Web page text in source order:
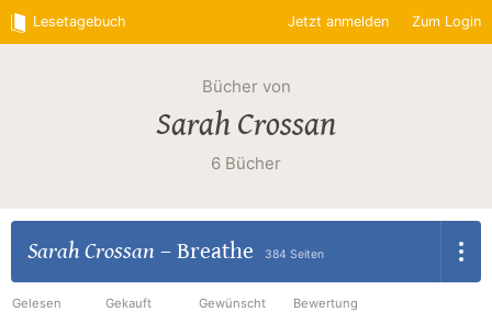
Lesetagebuch Jetzt anmelden Zum Login
Bücher von
Sarah Crossan
6 Bücher
Sarah Crossan – Breathe 384 Seiten
Gelesen Gekauft Gewünscht Bewertung